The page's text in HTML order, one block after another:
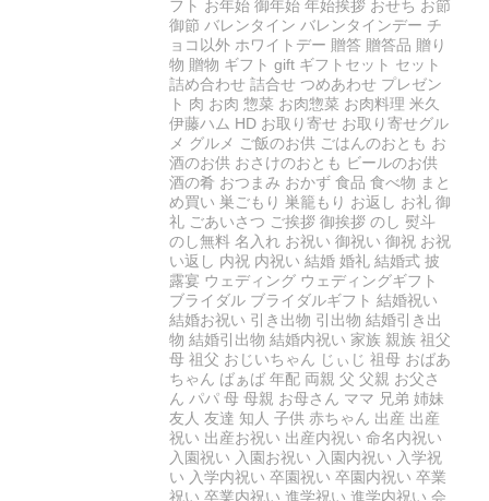
フト お年始 御年始 年始挨拶 おせち お節
御節 バレンタイン バレンタインデー チ
ョコ以外 ホワイトデー 贈答 贈答品 贈り
物 贈物 ギフト gift ギフトセット セット
詰め合わせ 詰合せ つめあわせ プレゼン
ト 肉 お肉 惣菜 お肉惣菜 お肉料理 米久
伊藤ハム HD お取り寄せ お取り寄せグル
メ グルメ ご飯のお供 ごはんのおとも お
酒のお供 おさけのおとも ビールのお供
酒の肴 おつまみ おかず 食品 食べ物 まと
め買い 巣ごもり 巣籠もり お返し お礼 御
礼 ごあいさつ ご挨拶 御挨拶 のし 熨斗
のし無料 名入れ お祝い 御祝い 御祝 お祝
い返し 内祝 内祝い 結婚 婚礼 結婚式 披
露宴 ウェディング ウェディングギフト
ブライダル ブライダルギフト 結婚祝い
結婚お祝い 引き出物 引出物 結婚引き出
物 結婚引出物 結婚内祝い 家族 親族 祖父
母 祖父 おじいちゃん じぃじ 祖母 おばあ
ちゃん ばぁば 年配 両親 父 父親 お父さ
ん パパ 母 母親 お母さん ママ 兄弟 姉妹
友人 友達 知人 子供 赤ちゃん 出産 出産
祝い 出産お祝い 出産内祝い 命名内祝い
入園祝い 入園お祝い 入園内祝い 入学祝
い 入学内祝い 卒園祝い 卒園内祝い 卒業
祝い 卒業内祝い 進学祝い 進学内祝い 会